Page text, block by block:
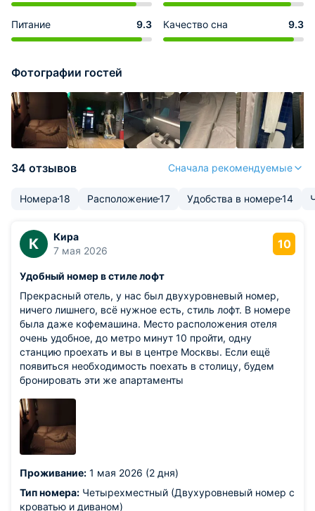
Питание 9.3 Качество сна 9.3
Фотографии гостей
34 отзывов Сначала рекомендуемые
Номера18 Расположение17 Удобства в номере14
К
Кира
7 мая 2026
10
Удобный номер в стиле лофт
Прекрасный отель, у нас был двухуровневый номер,
ничего лишнего, всё нужное есть, стиль лофт. В номере
была даже кофемашина. Место расположения отеля
очень удобное, до метро минут 10 пройти, одну
станцию проехать и вы в центре Москвы. Если ещё
появиться необходимость поехать в столицу, будем
бронировать эти же апартаменты
Проживание: 1 мая 2026 (2 дня)
Тип номера: Четырехместный (Двухуровневый номер с
кроватью и диваном)